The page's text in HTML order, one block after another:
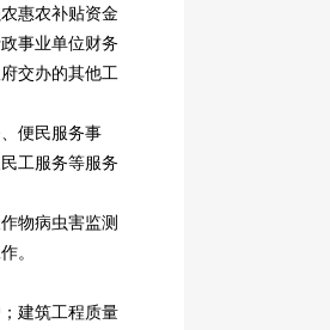
惠农补贴资金
事业单位财务
交办的其他工
便民服务事
工服务等服务
物病虫害监测
。
建筑工程质量